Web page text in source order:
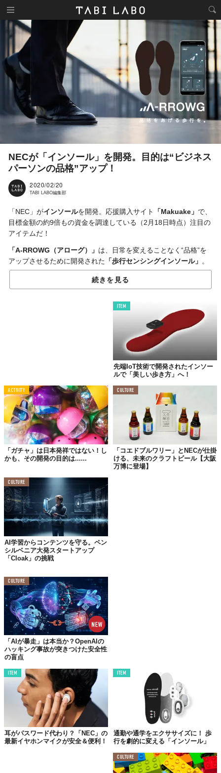
NECが「インソール」を開発。目的は“ビジネス
パーソンの品格”アップ！
2020/02/20
TABI LABO編集部
「NEC」がインソールを開発。応援購入サイト 「Makuake」 で、
目標金額の約9倍もの資金を調達している（2月18日時点）注目の
アイテムだ！
「A-RROWG（アローグ）」 は、日常を変えることなく“品格”を
アップさせるために開発された 「歩行センシングインソール」 。
独自の歩行分析技術で自然な「歩容≒歩行の質」を計測し、美し
い歩行姿勢へと導くという。
また、計測したデータをもとに、その人に合わせた理想的な歩容
のアドバイスやトレーニングメニューを提供する
専用アプリも。
ビジネスパーソンにとって重要な“他者に与える印象”や“身だしな
それにしても、なぜNECがインソールを？ その答えはこう。
NECはAIやICTを活用してさまざまな領域での社会課題の解決に
の向上もそのテーマのひとつ。
本プロジェクトはウェルネス領域における新しい事業開発の一環
なのだ。
品格を高めたい人は、 プロジェクトページ をチェック！
Top image: ©
TABI LABO
この世界は、もっと広いはずだ。
続きを見る
ITEM
先端IoT技術で開発されたインソー
ルで「美しい歩き方」へ！
ACTIVITY
「ガチャ」は日本発祥ではない！し
かも、その開発の目的は......
CULTURE
「コエドブルワリー」とNECが仕掛
ける、未来のクラフトビール【大阪
万博に登場】
CULTURE
AI学習からコンテンツを守る。ペン
シルベニア大発スタートアップ
「Cloak」の挑戦
CULTURE
「AIが暴走」は本当か？OpenAIの
ハッキング事故が突きつけた安全性
の盲点
ITEM
耳がパスワード代わり？「NEC」の
最新イヤホンマイクが安全＆便利！
ITEM
通勤や通学をエクササイズに！ 歩
行を劇的に変える「インソール」
CULTURE